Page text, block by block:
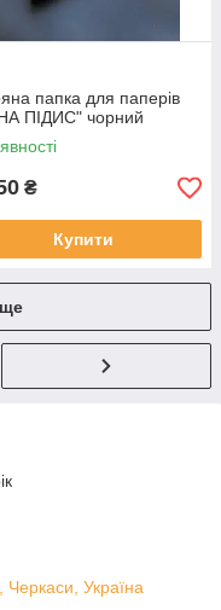
папка для паперів
ПІДИС" чорний
₴
Купити
Україна